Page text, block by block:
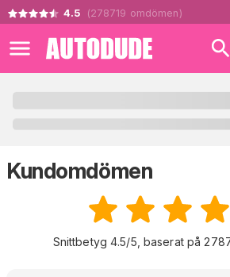
4.5 (278719 omdömen )
Kundomdömen
Snittbetyg 4.5/5, baserat på